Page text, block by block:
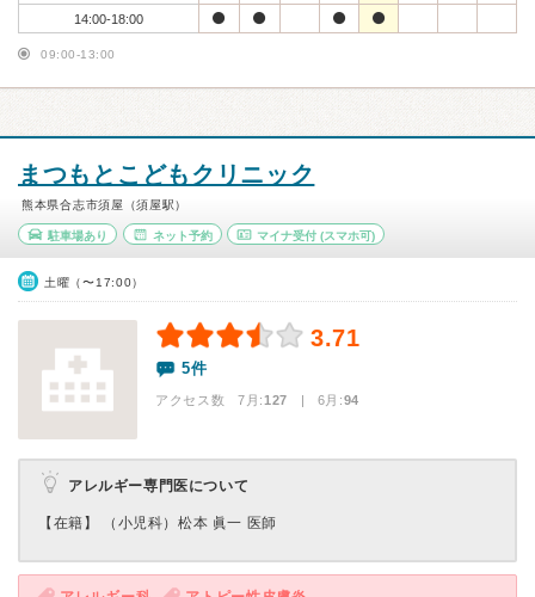
14:00-18:00
09:00-13:00
まつもとこどもクリニック
熊本県合志市須屋（須屋駅）
駐車場あり ネット予約 マイナ受付 (スマホ可)
土曜（〜17:00）
3.71
5件
アクセス数 7月:127 | 6月:94
アレルギー専門医について
【在籍】 （小児科）松本 眞一 医師